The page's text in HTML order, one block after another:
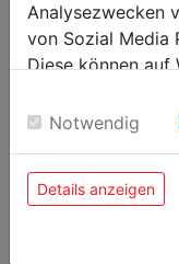
Analysezwecken
von Sozial Media
Diese können auf
Einwilligung zu
Notwendig
Details anzeigen